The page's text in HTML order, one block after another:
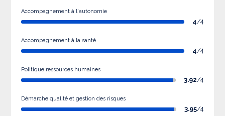
Accompagnement à l'autonomie
4/4
Accompagnement à la santé
4/4
Politique ressources humaines
3.92/4
Démarche qualité et gestion des risques
3.95/4